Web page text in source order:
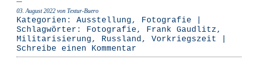
03. August 2022 von Textur-Buero
Kategorien: Ausstellung, Fotografie
Schlagwörter: Fotografie, Frank Gaudlitz,
Militarisierung, Russland, Vorkriegszeit
Schreibe einen Kommentar